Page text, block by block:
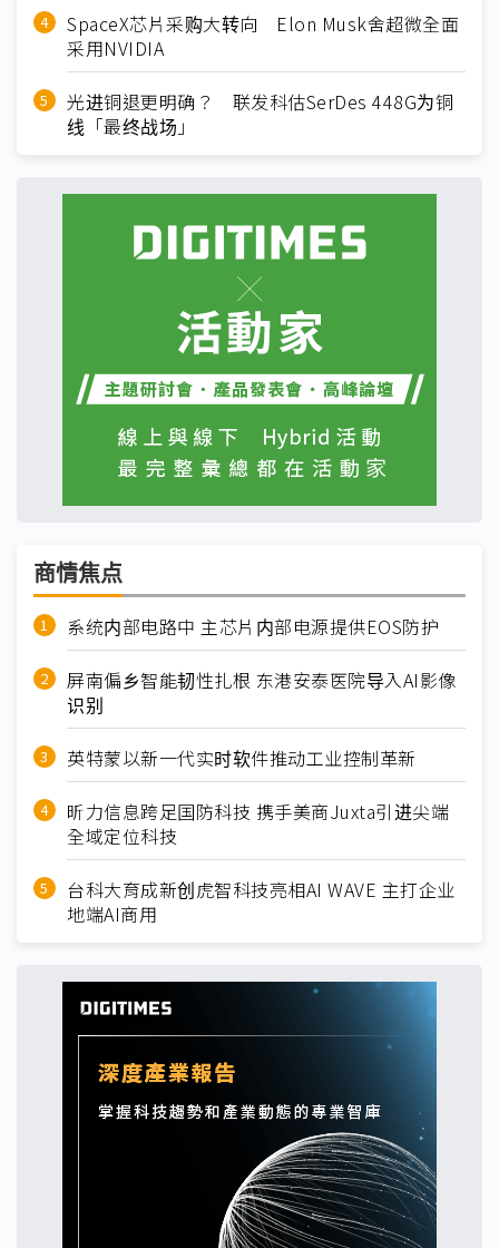
SpaceX芯片采购大转向 Elon Musk舍超微全面
采用NVIDIA
光进铜退更明确？ 联发科估SerDes 448G为铜
线「最终战场」
商情焦点
系统内部电路中 主芯片内部电源提供EOS防护
屏南偏乡智能韧性扎根 东港安泰医院导入AI影像
识别
英特蒙以新一代实时软件推动工业控制革新
昕力信息跨足国防科技 携手美商Juxta引进尖端
全域定位科技
台科大育成新创虎智科技亮相AI WAVE 主打企业
地端AI商用